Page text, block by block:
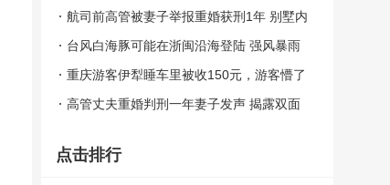
情到底该怎么选？法律与道德的碰撞
航司前高管被妻子举报重婚获刑1年 别墅内
藏有两个“家”
台风白海豚可能在浙闽沿海登陆 强风暴雨
将至
重庆游客伊犁睡车里被收150元，游客懵了
离谱收费引发争议
高管丈夫重婚判刑一年妻子发声 揭露双面
点击排行